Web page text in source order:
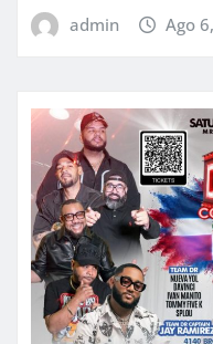
admin Ago